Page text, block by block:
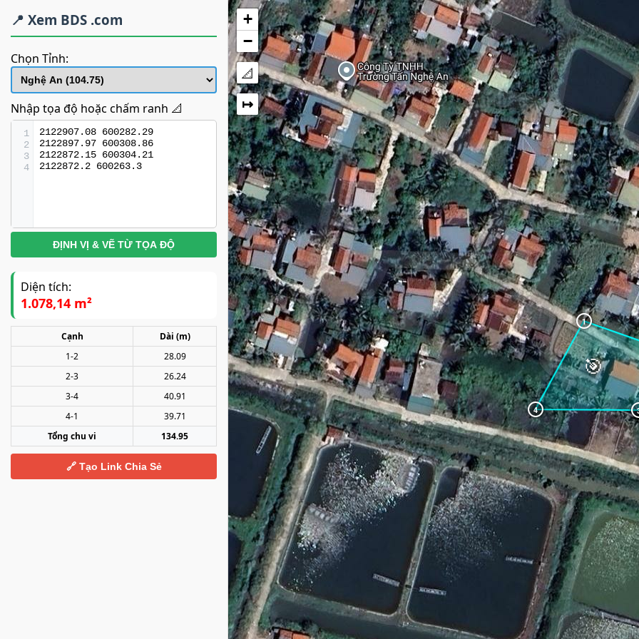
📍 Xem BDS .com
Chọn Tỉnh:
Nhập tọa độ hoặc chấm ranh 📐
1
2
3
4
ĐỊNH VỊ & VẼ TỪ TỌA ĐỘ
Diện tích:
1.078,14 m²
Cạnh
Dài (m)
1-2
28.09
2-3
26.24
3-4
40.91
4-1
39.71
Tổng chu vi
134.95
🔗 Tạo Link Chia Sẻ
1
4
🎯
+
−
📐
↦